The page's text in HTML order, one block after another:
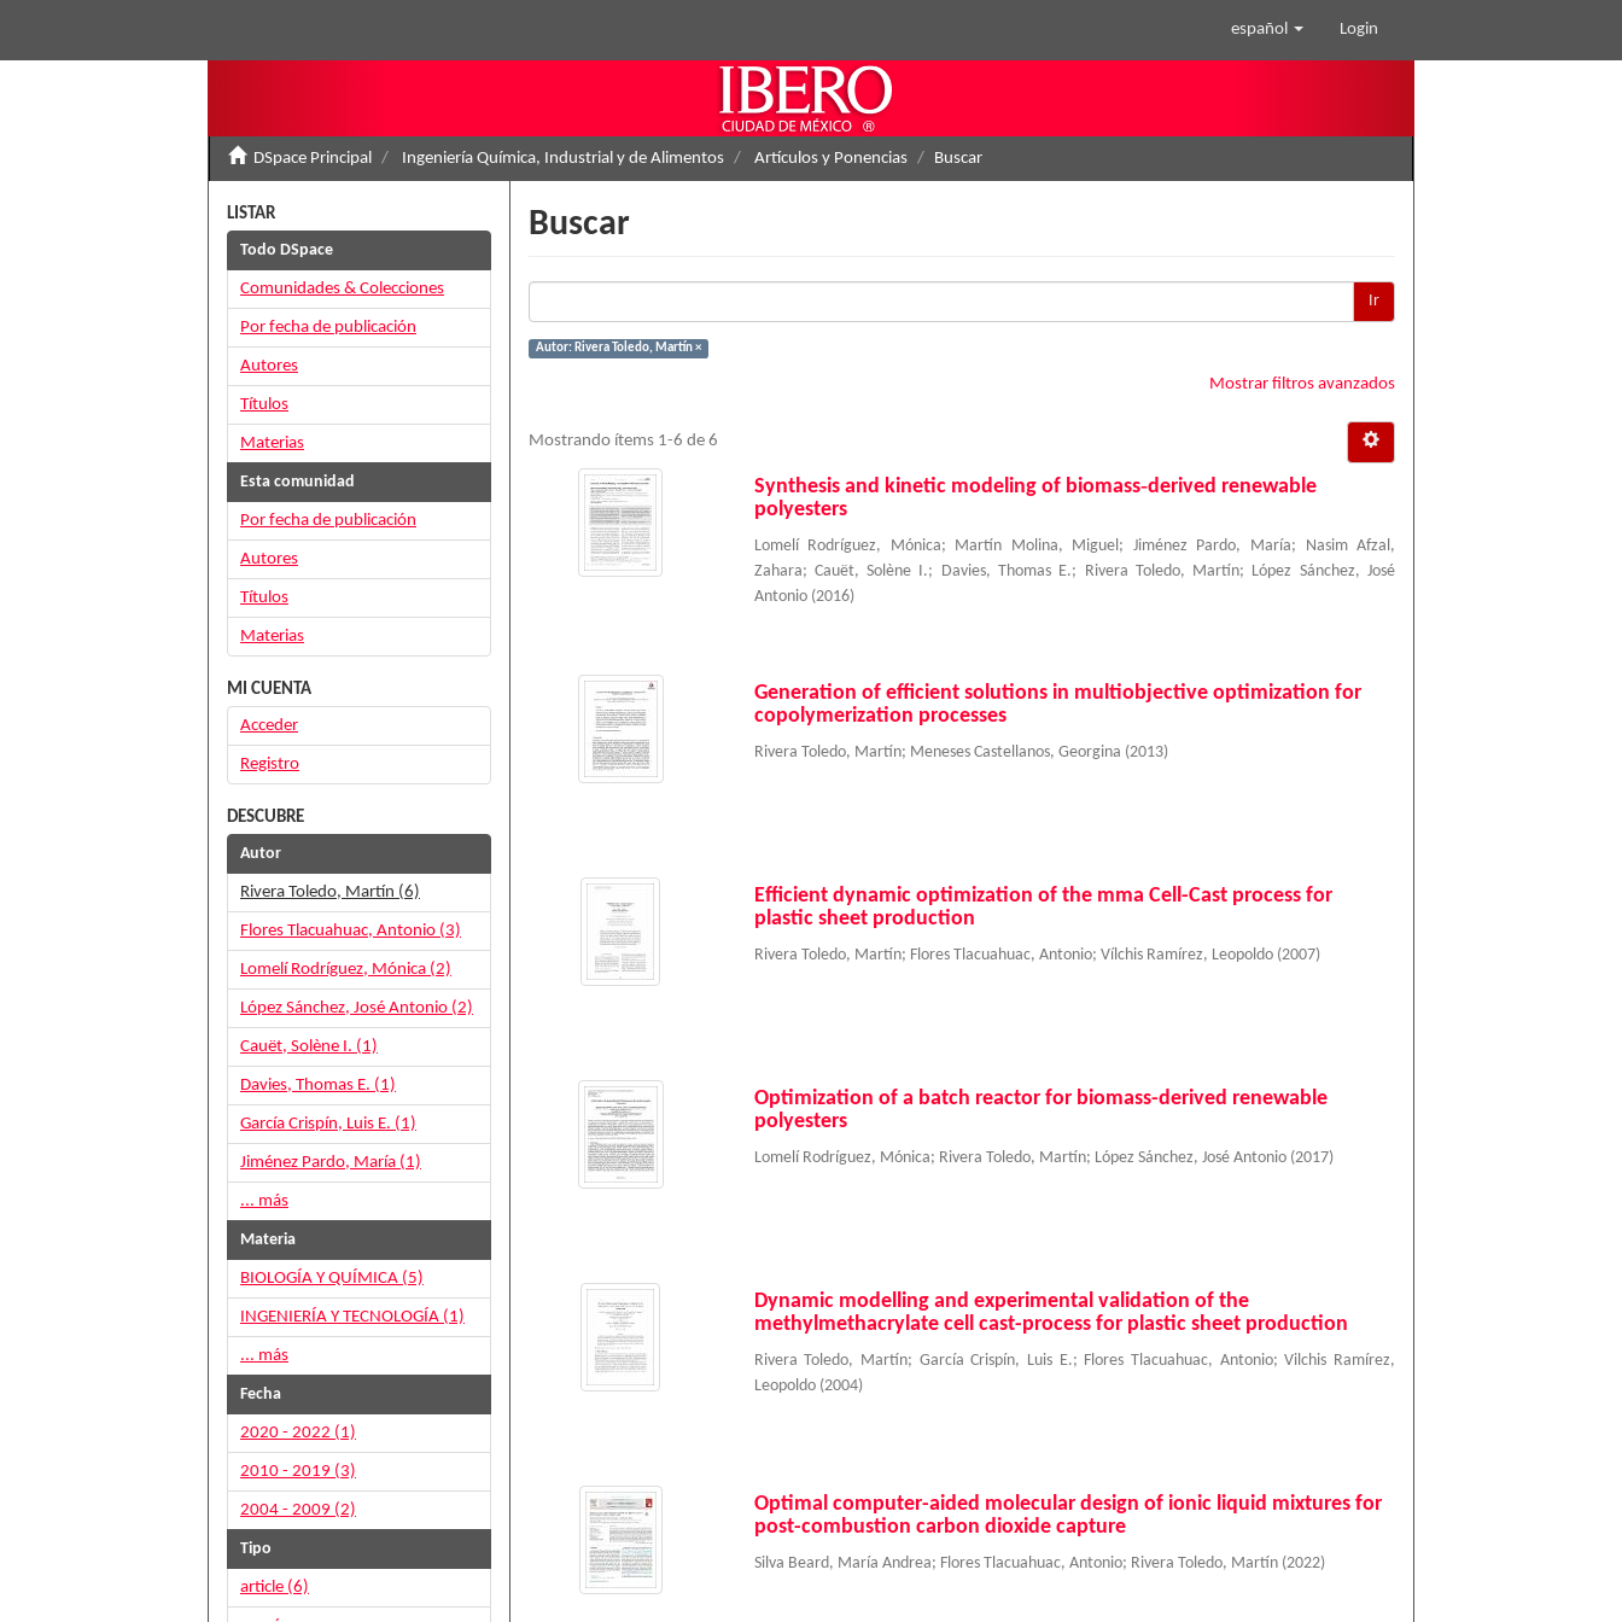
español Login
DSpace Principal Ingeniería Química, Industrial y de Alimentos Artículos y Ponencias Buscar
Buscar
Ir
Autor: Rivera Toledo, Martín ×
Mostrar filtros avanzados
Mostrando ítems 1-6 de 6
Synthesis and kinetic modeling of biomass‐derived renewable
polyesters
Lomelí Rodríguez, Mónica; Martín Molina, Miguel ; Jiménez Pardo, María;
Nasim Afzal,
Zahara; Cauët, Solène I.; Davies, Thomas E.; Rivera Toledo, Martín;
López Sánchez, José
Antonio (2016)
Generation of efficient solutions in multiobjective optimization for
copolymerization processes
Rivera Toledo, Martín; Meneses Castellanos, Georgina (2013)
Efficient dynamic optimization of the mma Cell-Cast process for
plastic sheet production
Rivera Toledo, Martín; Flores Tlacuahuac, Antonio; Vílchis Ramírez, Leopoldo (2007)
Optimization of a batch reactor for biomass-derived renewable
polyesters
Lomelí Rodríguez, Mónica; Rivera Toledo, Martín; López Sánchez, José Antonio (2017)
Dynamic modelling and experimental validation of the
methylmethacrylate cell cast-process for plastic sheet production
Rivera Toledo, Martín; García Crispín, Luis E.; Flores Tlacuahuac, Antonio;Vilchis Ramírez,
Leopoldo (2004)
Optimal computer-aided molecular design of ionic liquid mixtures for
post-combustion carbon dioxide capture
Silva Beard, María Andrea; Flores Tlacuahuac, Antonio; Rivera Toledo, Martín (2022)
LISTAR
Todo DSpace
Comunidades & Colecciones
Por fecha de publicación
Autores
Títulos
Materias
Esta comunidad
Por fecha de publicación
Autores
Títulos
Materias
MI CUENTA
Acceder
Registro
DESCUBRE
Autor
Rivera Toledo, Martín (6)
Flores Tlacuahuac, Antonio (3)
Lomelí Rodríguez, Mónica (2)
López Sánchez, José Antonio (2)
Cauët, Solène I. (1)
Davies, Thomas E. (1)
García Crispín, Luis E. (1)
Jiménez Pardo, María (1)
... más
Materia
BIOLOGÍA Y QUÍMICA (5)
INGENIERÍA Y TECNOLOGÍA (1)
... más
Fecha
2020 - 2022 (1)
2010 - 2019 (3)
2004 - 2009 (2)
Tipo
article (6)